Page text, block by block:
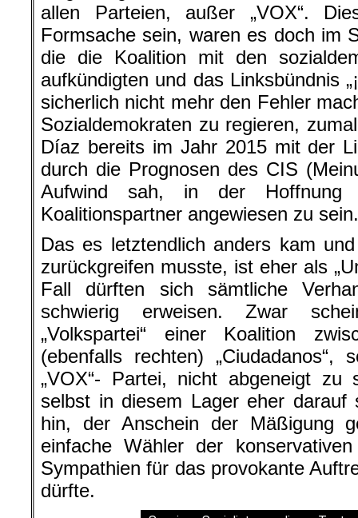
allen Parteien, außer „VOX“.
Formsache sein, waren es doch im
die die Koalition mit den
aufkündigten und das Linksbündnis
sicherlich nicht mehr den Fehler
Sozialdemokraten zu regieren,
Díaz bereits im Jahr 2015 mit der
durch die Prognosen des CIS
Aufwind sah, in der
Koalitionspartner angewiesen zu sein.
Das es letztendlich anders kam
zurückgreifen musste, ist eher als
Fall dürften sich sämtliche
schwierig erweisen. Zwar
„Volkspartei“ einer Koalition
(ebenfalls rechten) „Ciudadanos“,
„VOX“- Partei, nicht abgeneigt zu
selbst in diesem Lager eher darauf
hin, der Anschein der Mäßigung
einfache Wähler der
Sympathien für das provokante
dürfte.